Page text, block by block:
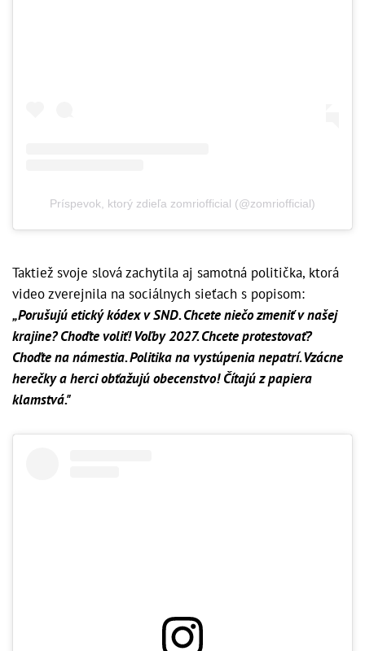
Príspevok, ktorý zdieľa zomriofficial (@zomriofficial)
Taktiež svoje slová zachytila aj samotná politička, ktorá
video zverejnila na sociálnych sieťach s popisom:
„Porušujú etický kódex v SND. Chcete niečo zmeniť v našej
krajine? Choďte voliť! Voľby 2027. Chcete protestovať?
Choďte na námestia. Politika na vystúpenia nepatrí. Vzácne
herečky a herci obťažujú obecenstvo! Čítajú z papiera
klamstvá."